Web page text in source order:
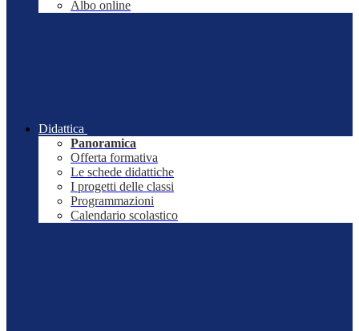
Albo online
Didattica
Panoramica
Offerta formativa
Le schede didattiche
I progetti delle classi
Programmazioni
Calendario scolastico